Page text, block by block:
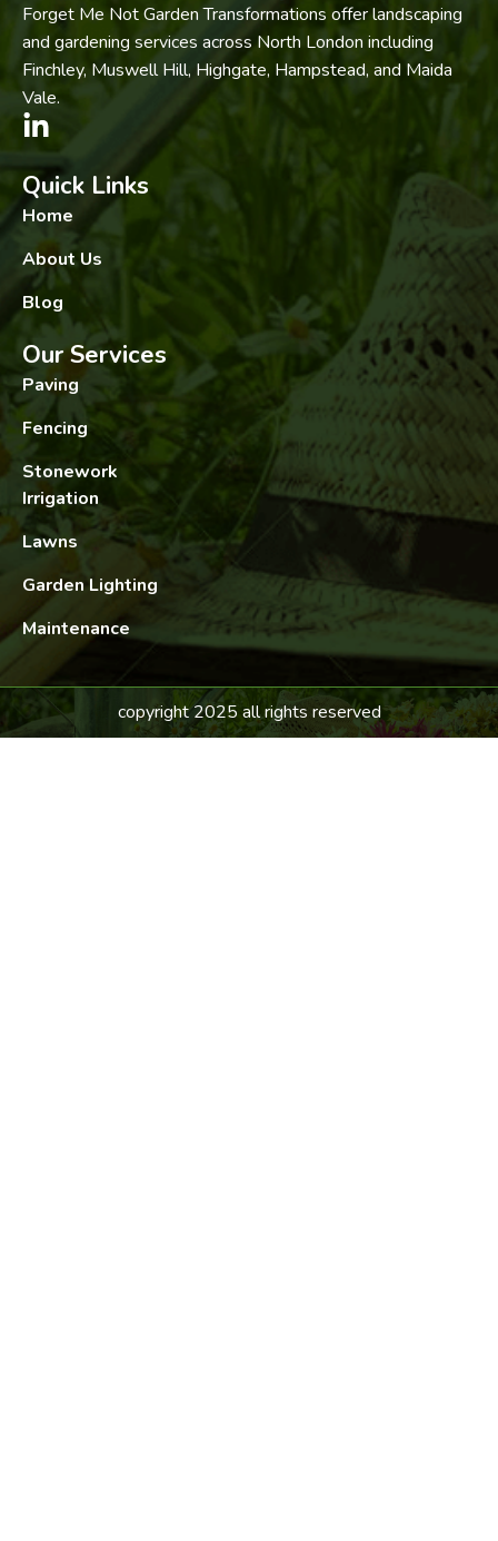
Forget Me Not Garden Transformations offer landscaping
and gardening services across North London including
Finchley, Muswell Hill, Highgate, Hampstead, and Maida
Vale.
Quick Links
Home
About Us
Blog
Our Services
Paving
Fencing
Stonework
Irrigation
Lawns
Garden Lighting
Maintenance
copyright 2025 all rights reserved